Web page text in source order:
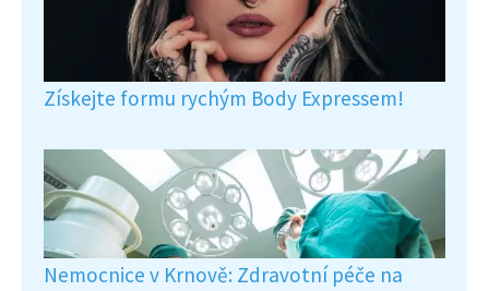
Získejte formu rychým Body Expressem!
Nemocnice v Krnově: Zdravotní péče na